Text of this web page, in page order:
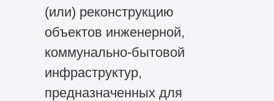
(или) реконструкцию
объектов инженерной,
коммунально-бытовой
инфраструктур,
предназначенных для